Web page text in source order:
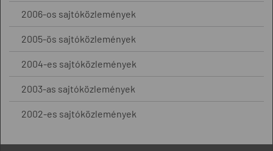
2006-os sajtóközlemények
2005-ös sajtóközlemények
2004-es sajtóközlemények
2003-as sajtóközlemények
2002-es sajtóközlemények